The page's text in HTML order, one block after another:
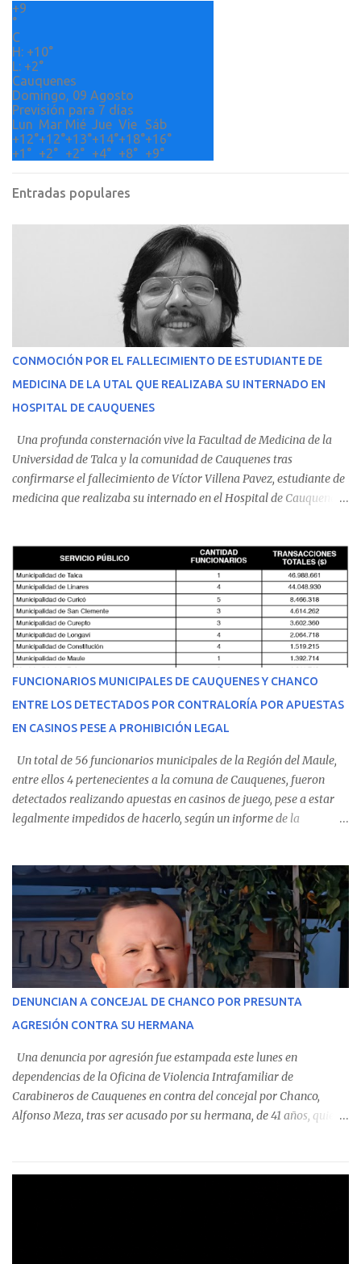
s
+9
°
C
H: +10°
L: +2°
Cauquenes
Domingo, 09 Agosto
Previsión para 7 días
Lun Mar Mié Jue Vie
Sáb
+12°+12°+13°+14°+18°+16°
+1° +2° +2° +4° +8° +9°
Entradas populares
CONMOCIÓN POR EL FALLECIMIENTO DE ESTUDIANTE DE
MEDICINA DE LA UTAL QUE REALIZABA SU INTERNADO EN
HOSPITAL DE CAUQUENES
Una profunda consternación vive la Facultad de Medicina de la
Universidad de Talca y la comunidad de Cauquenes tras
confirmarse el fallecimiento de Víctor Villena Pavez, estudiante de
medicina que realizaba su internado en el Hospital de Cauquenes.
malestares físicos. Dada la complejidad de su estado de salud, el
equipo médico determinó su traslado de urgencia al Hospital
Regional de Talca y dado la urgencia la ambulancia partió hacia
Talca con escolta de Carabineros. En medio del traslado, el
estudiante de medicina de 25 años, se agravó y pese a los esfuerzos
del personal de emergencia terminó falleciendo, sin alcanzar a
recibir atención especializada en el centro de destino. Apenas se
conoció la gravedad de su condición, sus padres —residentes en
Villarrica— se trasladaron a Cauquenes con la esperanza de una
evolución favorable. No obstante, alrededo...
FUNCIONARIOS MUNICIPALES DE CAUQUENES Y CHANCO
ENTRE LOS DETECTADOS POR CONTRALORÍA POR APUESTAS
EN CASINOS PESE A PROHIBICIÓN LEGAL
Un total de 56 funcionarios municipales de la Región del Maule,
entre ellos 4 pertenecientes a la comuna de Cauquenes, fueron
detectados realizando apuestas en casinos de juego, pese a estar
legalmente impedidos de hacerlo, según un informe de la
estableció que estos funcionarios —quienes administran o
custodian fondos públicos— efectuaron transacciones por un
monto total de $116.075.918 entre enero de 2024 y junio de 2025.
En el detalle regional, se indica que en la comuna de Cauquenes se
identificó a cuatro funcionarios involucrados en este tipo de
operaciones. Asimismo, se precisa que uno de los casos
corresponde a un funcionario de la Municipalidad de Chanco,
detectaron incumplimientos a la normativa vigente. El informe
precisa que la mayor cantidad de dinero apostado se registró en
Talca, donde...
DENUNCIAN A CONCEJAL DE CHANCO POR PRESUNTA
AGRESIÓN CONTRA SU HERMANA
Una denuncia por agresión fue estampada este lunes en
dependencias de la Oficina de Violencia Intrafamiliar de
Carabineros de Cauquenes en contra del concejal por Chanco,
Alfonso Meza, tras ser acusado por su hermana, de 41 años, quien
relató que los hechos ocurrieron cerca de las 11:30 horas en el